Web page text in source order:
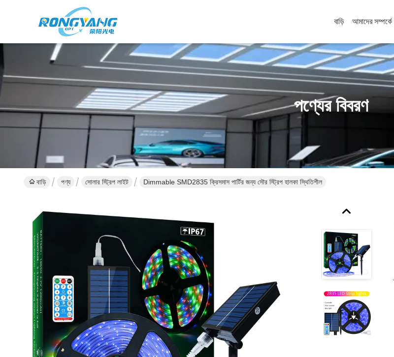
বাড়ি আমাদের সম্পর্কে
পণ্যের বিবরণ
বাড়ি পণ্য সোলার স্ট্রিপ লাইট Dimmable SMD2835 ক্রিসমাস পার্টির জন্য সৌর স্ট্রিপ হালকা স্থিতিশীল